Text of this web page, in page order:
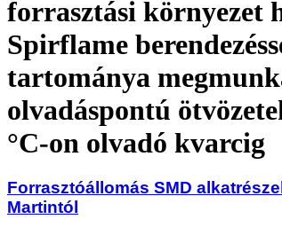
forrasztási környezet
Spirflame
tartománya
olvadáspontú
°C-on olvadó kvarcig
Forrasztóállomás SMD
Martintól